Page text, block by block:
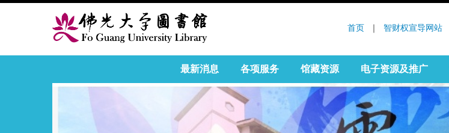
首页 ｜ 智财权宣导网站
:::
最新消息 各项服务 馆藏资源 电子资源及推广